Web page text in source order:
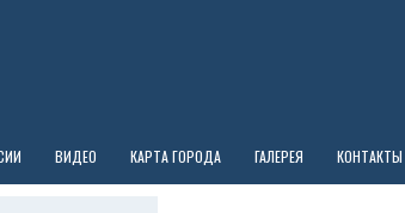
ВИДЕО КАРТА ГОРОДА ГАЛЕРЕЯ КОНТАКТЫ